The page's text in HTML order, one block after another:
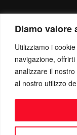
Diamo valore
Utilizziamo i
navigazione,
analizzare il nostro
al nostro utilizzo